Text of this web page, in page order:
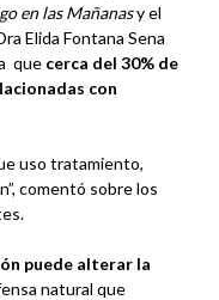
en las Mañanasy el
Elida Fontana Sena
que cerca del 30% de
con
uso tratamiento,
comentó sobre los
puede alterar la
natural que